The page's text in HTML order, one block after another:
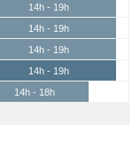
14h - 19h
14h - 19h
14h - 19h
14h - 19h
14h - 18h